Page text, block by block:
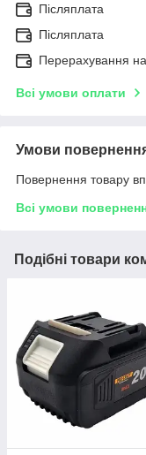
Післяплата
Післяплата
Перерахування
Всі умови оплати
Умови
Повернення товару
Всі умови
Подібні товари